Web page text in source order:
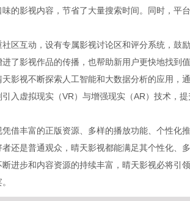
的影视内容，节省了大量搜索时间。同时，平
区互动，设有专属影视讨论区和评分系统，鼓
进了影视作品的传播，也帮助新用户更快地找到
影视不断探索人工智能和大数据分析的应用，
入虚拟现实（VR）与增强现实（AR）技术，
借丰富的正版资源、多样的播放功能、个性化
还是普通观众，晴天影视都能满足其个性化、
进步和内容资源的持续丰富，晴天影视必将引